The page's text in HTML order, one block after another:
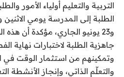
التربية والتعليم أولياء الأمور
و23 يونيو الجاري، مؤكدة أن
جاهزية الطلبة لاختبارات نهاية
وتمكينهم من استثمار الوقت في
والتعلّم الذاتي، وإنجاز الأنشطة